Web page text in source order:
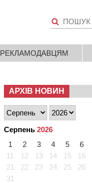
РЕКЛАМОДАВЦЯМ
АРХІВ НОВИН
Серпень 2026
1
2 3 4 5 6
11
12 13 14 15 16
21
22 23 24 25 26
31